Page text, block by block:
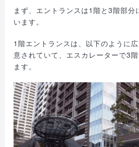
まず、エントランスは1階と3階部分
います。
1階エントランスは、以下のように
意されていて、エスカレーターで3
ます。